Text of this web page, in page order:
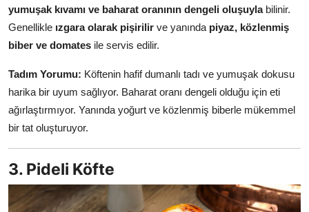
yumuşak kıvamı ve baharat oranının dengeli oluşuylabilinir.
Genellikle ızgara olarak pişirilir ve yanında piyaz, közlenmiş
biber ve domates ile servis edilir.
Tadım Yorumu: Köftenin hafif dumanlı tadı ve yumuşak dokusu
harika bir uyum sağlıyor. Baharat oranı dengeli olduğu için eti
ağırlaştırmıyor. Yanında yoğurt ve közlenmiş biberle mükemmel
bir tat oluşturuyor.
3. Pideli Köfte